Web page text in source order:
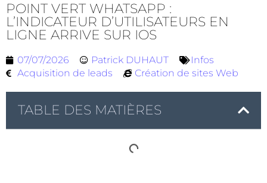
POINT VERT WHATSAPP :
L’INDICATEUR D’UTILISATEURS EN
LIGNE ARRIVE SUR IOS
07/07/2026 Patrick DUHAUT
Infos
Acquisition de leads
Création de sites Web
TABLE DES MATIÈRES